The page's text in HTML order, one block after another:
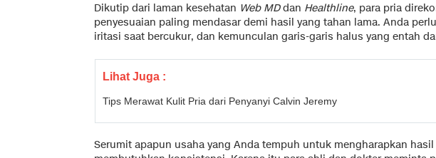
Dikutip dari laman kesehatan Web MDdan Healthline, para pria
penyesuaian paling mendasar demi hasil yang tahan lama. Anda
iritasi saat bercukur, dan kemunculan garis-garis halus yang entah
Lihat Juga :
Tips Merawat Kulit Pria dari Penyanyi Calvin Jeremy
Serumit apapun usaha yang Anda tempuh untuk mengharapkan